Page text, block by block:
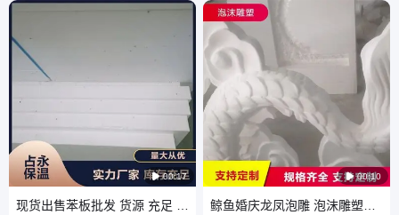
 00:17
现货出售苯板批发 货源 充足 使
 00:10
鲸鱼婚庆龙凤泡雕 泡沫雕塑定